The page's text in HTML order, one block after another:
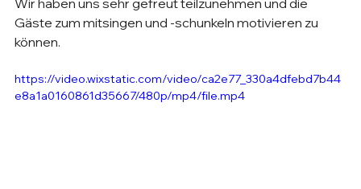
Wir haben uns sehr gefreut teilzunehmen und die
Gäste zum mitsingen und -schunkeln motivieren zu
können.
https://video.wixstatic.com/video/ca2e77_330a4dfebd7b44
e8a1a0160861d35667/480p/mp4/file.mp4